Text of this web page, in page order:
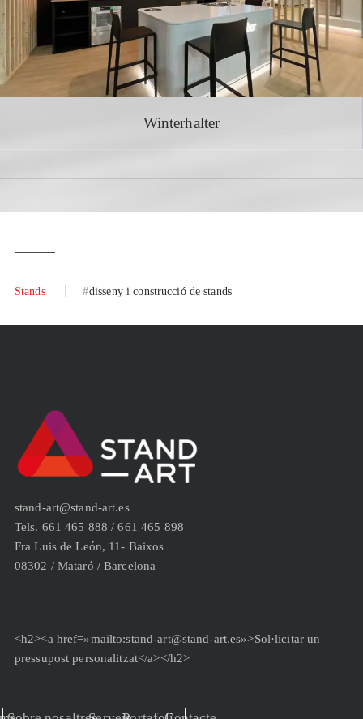
Winterhalter
Stands disseny i construcció de stands
stand-art@stand-art.es
Tels. 661 465 888 / 661 465 898
Fra Luis de León, 11- Baixos
08302 / Mataró / Barcelona
<h2><a href=»mailto:stand-art@stand-art.es»>Sol·licitar un
pressupost personalitzat</a></h2>